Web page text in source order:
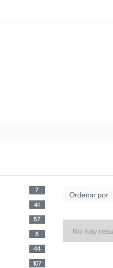
7
41
57
5
44
107
No hay